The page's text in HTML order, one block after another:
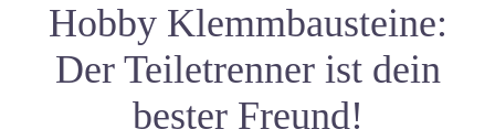
Hobby Klemmbausteine:
Der Teiletrenner ist dein
bester Freund!